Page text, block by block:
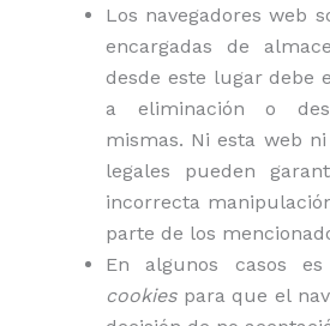
Los navegadores web
encargadas de
desde este lugar debe
a eliminación o
mismas. Ni esta web
legales pueden
incorrecta
parte de los
En algunos casos
cookiespara que el